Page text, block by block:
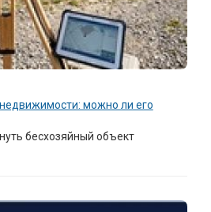
можно ли его
бесхозяйный объект